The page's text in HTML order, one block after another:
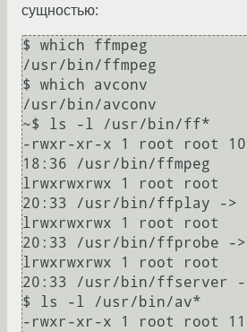
сущностью:
$ which ffmpeg
/usr/bin/ffmpeg
$ which avconv
/usr/bin/avconv
~$ ls -l /usr/bin/ff*
-rwxr-xr-x 1 root root
18:36 /usr/bin/ffmpeg
lrwxrwxrwx 1 root root
20:33 /usr/bin/ffplay ->
lrwxrwxrwx 1 root root
20:33 /usr/bin/ffprobe ->
lrwxrwxrwx 1 root root
20:33 /usr/bin/ffserver -
$ ls -l /usr/bin/av*
-rwxr-xr-x 1 root root